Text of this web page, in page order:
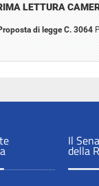
LETTURA
di legge C. 3064
Il
della